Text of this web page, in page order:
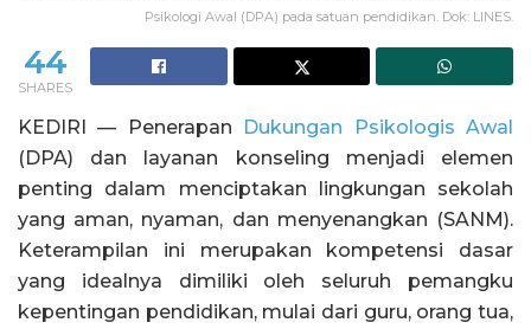
Psikologi Awal (DPA) pada satuan pendidikan. Dok: LINES.
44
SHARES
KEDIRI — Penerapan Dukungan Psikologis Awal
(DPA) dan layanan konseling menjadi elemen
penting dalam menciptakan lingkungan sekolah
yang aman, nyaman, dan menyenangkan (SANM).
Keterampilan ini merupakan kompetensi dasar
yang idealnya dimiliki oleh seluruh pemangku
kepentingan pendidikan, mulai dari guru, orang tua,